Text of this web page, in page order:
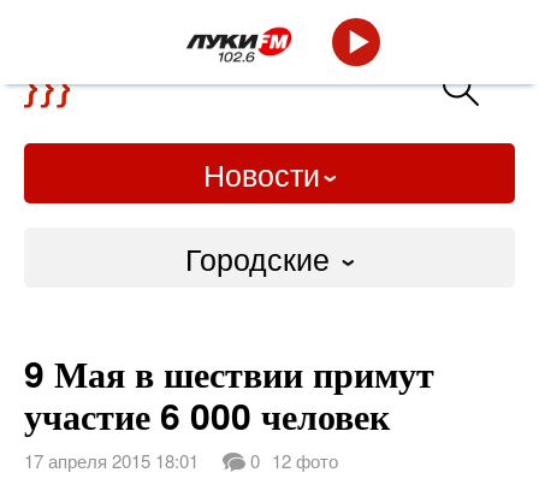
Новости
Городские
Слово Дело
Народные
9 Мая в шествии примут
участие 6 000 человек
17 апреля 2015 18:01 0 12 фото